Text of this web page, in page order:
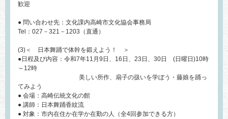
歓迎
● 問い合わせ先：文化課内高崎市文化協会事務局
Tel：027－321－1203（直通）
(3)＜ 日本舞踊で体幹を鍛えよう！ ＞
●日程及び内容：令和7年11月9日、16日、23日、30日 (日曜日)10時
～12時
美しい所作、扇子の扱いを学ぼう・藤娘を踊っ
てみよう
● 会場：高崎伝統文化の館
● 講師：日本舞踊香紋流
● 対象：市内在住か在学か在勤の人（全4回参加できる方）